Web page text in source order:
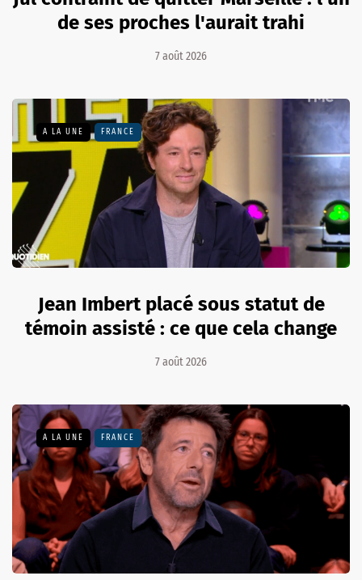
de ses proches l'aurait trahi
7 août 2026
A LA UNE FRANCE
Jean Imbert placé sous statut de
témoin assisté : ce que cela change
7 août 2026
A LA UNE FRANCE